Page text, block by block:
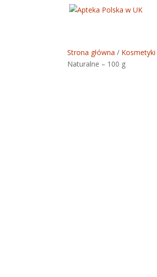
Strona główna / Kosmetyki
Naturalne – 100 g